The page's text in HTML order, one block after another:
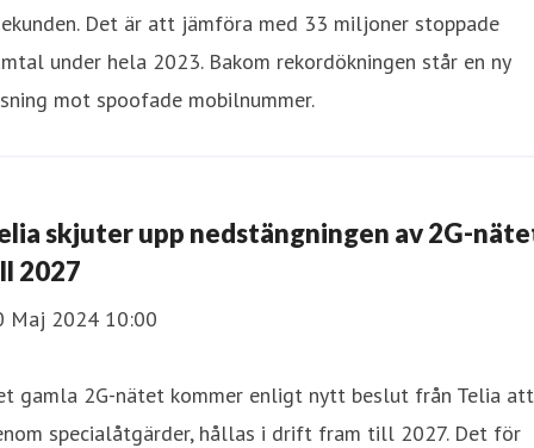
Det är att jämföra med 33 miljoner stoppade
under hela 2023. Bakom rekordökningen står en ny
mot spoofade mobilnummer.
skjuter upp nedstängningen av 2G-
2027
Maj 2024 10:00
gamla 2G-nätet kommer enligt nytt beslut från Telia
specialåtgärder, hållas i drift fram till 2027. Det för